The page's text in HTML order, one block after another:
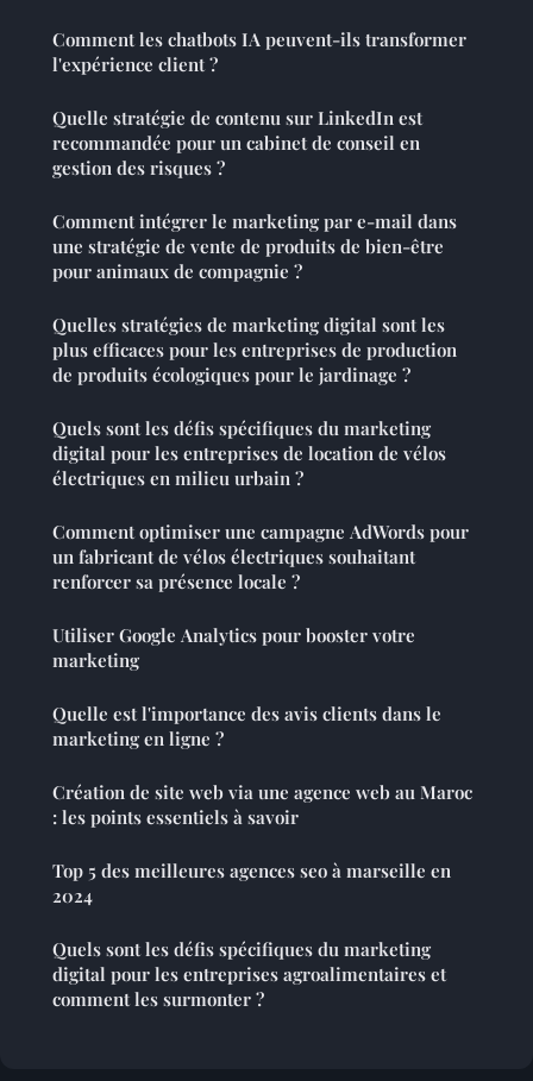
Comment les chatbots IA peuvent-ils transformer
l'expérience client ?
Quelle stratégie de contenu sur LinkedIn est
recommandée pour un cabinet de conseil en
gestion des risques ?
Comment intégrer le marketing par e-mail dans
une stratégie de vente de produits de bien-être
pour animaux de compagnie ?
Quelles stratégies de marketing digital sont les
plus efficaces pour les entreprises de production
de produits écologiques pour le jardinage ?
Quels sont les défis spécifiques du marketing
digital pour les entreprises de location de vélos
électriques en milieu urbain ?
Comment optimiser une campagne AdWords pour
un fabricant de vélos électriques souhaitant
renforcer sa présence locale ?
Utiliser Google Analytics pour booster votre
marketing
Quelle est l'importance des avis clients dans le
marketing en ligne ?
Création de site web via une agence web au Maroc
: les points essentiels à savoir
Top 5 des meilleures agences seo à marseille en
2024
Quels sont les défis spécifiques du marketing
digital pour les entreprises agroalimentaires et
comment les surmonter ?